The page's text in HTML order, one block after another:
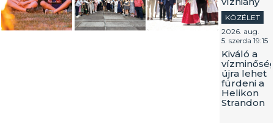
KÖZÉLET
2026. aug.
5. szerda 19:15
Kiváló a
újra lehet
fürdeni a
Helikon
Strandon